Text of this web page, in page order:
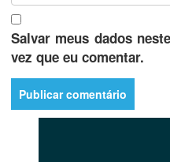
Salvar meus dados
vez que eu comentar.